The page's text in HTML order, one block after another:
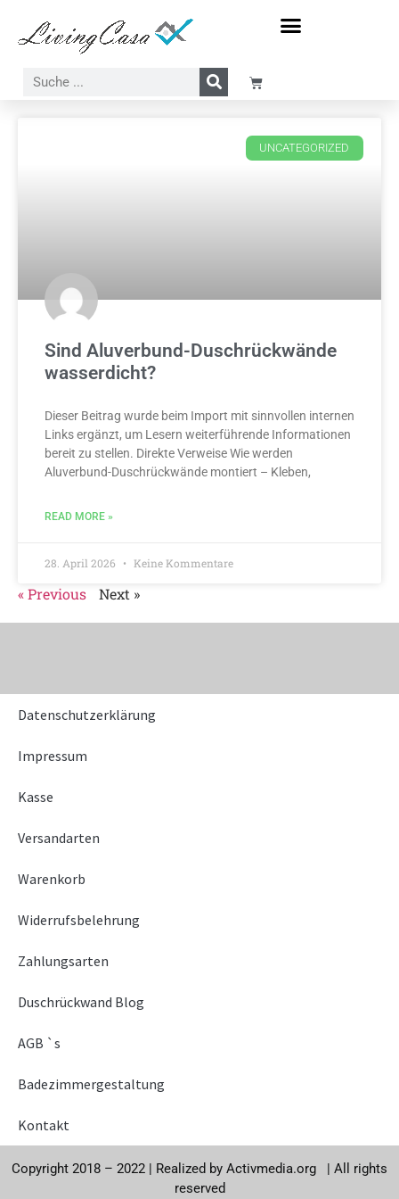
UNCATEGORIZED
Sind Aluverbund-Duschrückwände
wasserdicht?
Dieser Beitrag wurde beim Import mit sinnvollen internen
Links ergänzt, um Lesern weiterführende Informationen
bereit zu stellen. Direkte Verweise Wie werden
Aluverbund-Duschrückwände montiert – Kleben,
READ MORE »
28. April 2026 Keine Kommentare
« Previous Next »
Datenschutzerklärung
Impressum
Kasse
Versandarten
Warenkorb
Widerrufsbelehrung
Zahlungsarten
Duschrückwand Blog
AGB `s
Badezimmergestaltung
Kontakt
Copyright 2018 – 2022 | Realized by Activmedia.org | All rights
reserved